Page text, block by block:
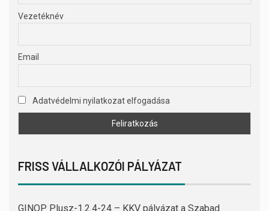
Vezetéknév
Email
Adatvédelmi nyilatkozat elfogadása
FRISS VÁLLALKOZÓI PÁLYÁZAT
GINOP Plusz-1.2.4-24 – KKV pályázat a Szabad